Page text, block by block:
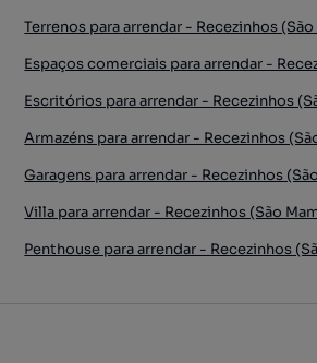
Terrenos para arrendar - Recezinhos
Espaços comerciais para arrendar -
Escritórios para arrendar - Recezinhos
Armazéns para arrendar - Recezinhos
Garagens para arrendar - Recezinhos
Villa para arrendar - Recezinhos (São
Penthouse para arrendar - Recezinhos